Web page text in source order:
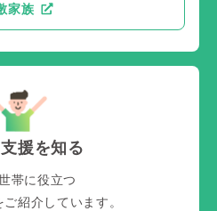
家族
援を知る
帯に役立つ
紹介しています。